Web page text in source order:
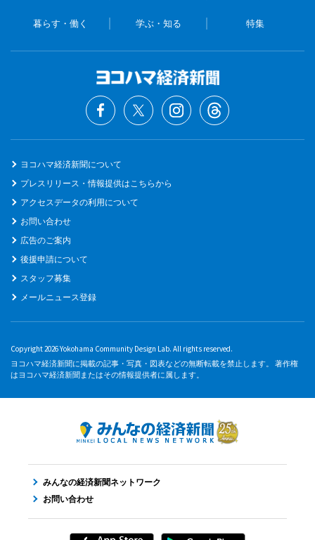
暮らす・働く 学ぶ・知る 特集
ヨコハマ経済新聞について
プレスリリース・情報提供はこちらから
アクセスデータの利用について
お問い合わせ
広告のご案内
後援申請について
スタッフ募集
メールニュース登録
Copyright 2026 Yokohama Community Design Lab. All rights reserved.
ヨコハマ経済新聞に掲載の記事・写真・図表などの無断転載を禁止します。 著作権
はヨコハマ経済新聞またはその情報提供者に属します。
みんなの経済新聞ネットワーク
お問い合わせ